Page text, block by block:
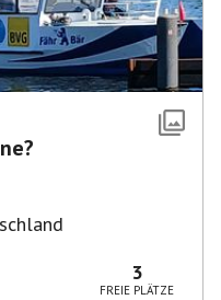
3
FREIE PLÄTZE